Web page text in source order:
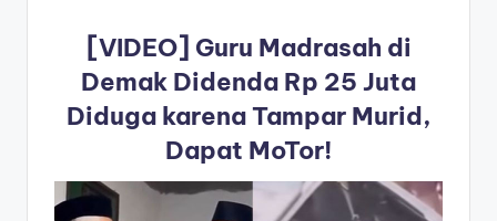
[VIDEO] Guru Madrasah di
Demak Didenda Rp 25 Juta
Diduga karena Tampar Murid,
Dapat MoTor!